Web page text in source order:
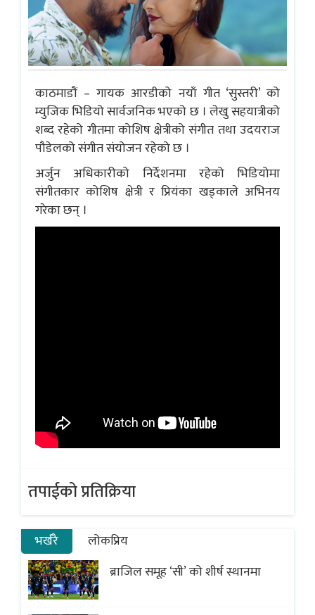
काठमाडौं – गायक आरडीको नयाँ गीत ‘सुस्तरी’ को
म्युजिक भिडियो सार्वजनिक भएको छ । लेखु सहयात्रीको
शब्द रहेको गीतमा कोशिष क्षेत्रीको संगीत तथा उदयराज
पौडेलको संगीत संयोजन रहेको छ ।
अर्जुन अधिकारीको निर्देशनमा रहेको भिडियोमा
संगीतकार कोशिष क्षेत्री र प्रियंका खड्काले अभिनय
गरेका छन् ।
तपाईको प्रतिक्रिया
भर्खरै
लोकप्रिय
ब्राजिल समूह ‘सी’ को शीर्ष स्थानमा